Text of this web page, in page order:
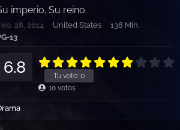
imperio. Su reino.
28, 2014 United States
138 Min.
13
Tu voto: 0
6.8
10 votos